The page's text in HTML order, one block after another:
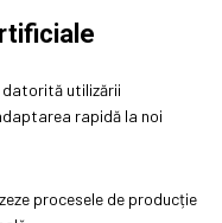
datorită utilizării
rapidă la noi
procesele de producție